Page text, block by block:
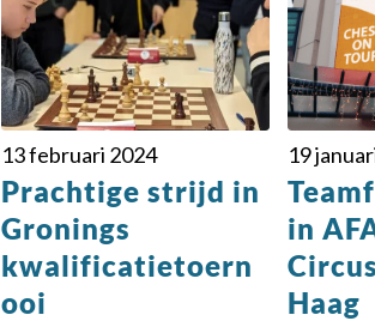
13 februari 2024
Prachtige strijd in
Gronings
kwalificatietoern
ooi
19
in
Haag